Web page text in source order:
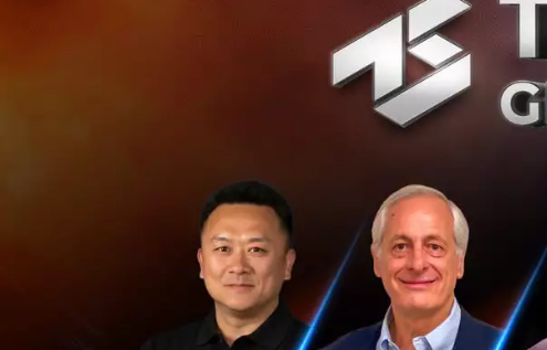
อีกทางที่นิยมกว่าคือกา
แล้วแยกแร่ด้วยสารเคมี
คำถามที่ทีม MIT พยายา
อันตรายได้ไหม
จากครีมกัดกระจกในห้
จุดเริ่มต้นของงานวิจัยนี้ไ
Systems ซึ่งทำปูนซีเม
ต่อปฏิกิริยาสูงเพื่อทำซีเ